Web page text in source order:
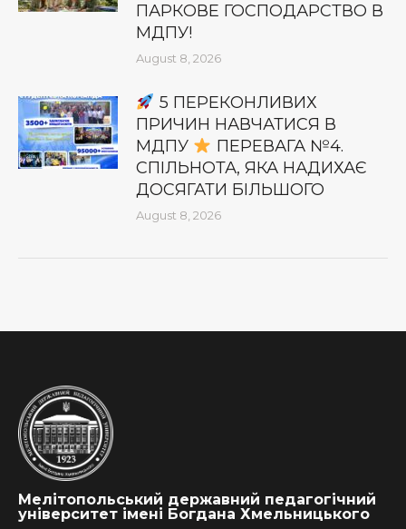
ПАРКОВЕ ГОСПОДАРСТВО В
МДПУ!
August 8, 2026
5 ПЕРЕКОНЛИВИХ
ПРИЧИН НАВЧАТИСЯ В
МДПУ
ПЕРЕВАГА №4.
СПІЛЬНОТА, ЯКА НАДИХАЄ
ДОСЯГАТИ БІЛЬШОГО
August 8, 2026
Мелітопольський державний педагогічний
університет імені Богдана Хмельницького